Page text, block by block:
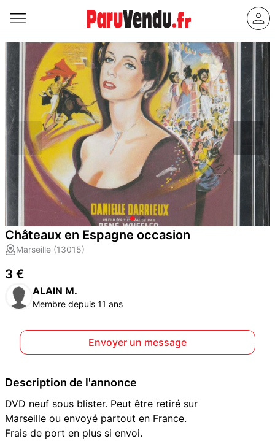
Châteaux en Espagne occasion
Marseille (13015)
3 €
ALAIN M.
Membre depuis 11 ans
Envoyer un message
Description de l'annonce
DVD neuf sous blister. Peut être retiré sur
Marseille ou envoyé partout en France.
Frais de port en plus si envoi.